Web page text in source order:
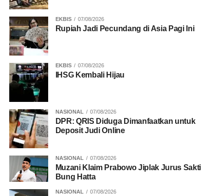
EKBIS 07/08/2026
Rupiah Jadi Pecundang di Asia Pagi Ini
EKBIS 07/08/2026
IHSG Kembali Hijau
NASIONAL 07/08/2026
DPR: QRIS Diduga Dimanfaatkan untuk
Deposit Judi Online
NASIONAL 07/08/2026
Muzani Klaim Prabowo Jiplak Jurus Sakti
Bung Hatta
NASIONAL 07/08/2026